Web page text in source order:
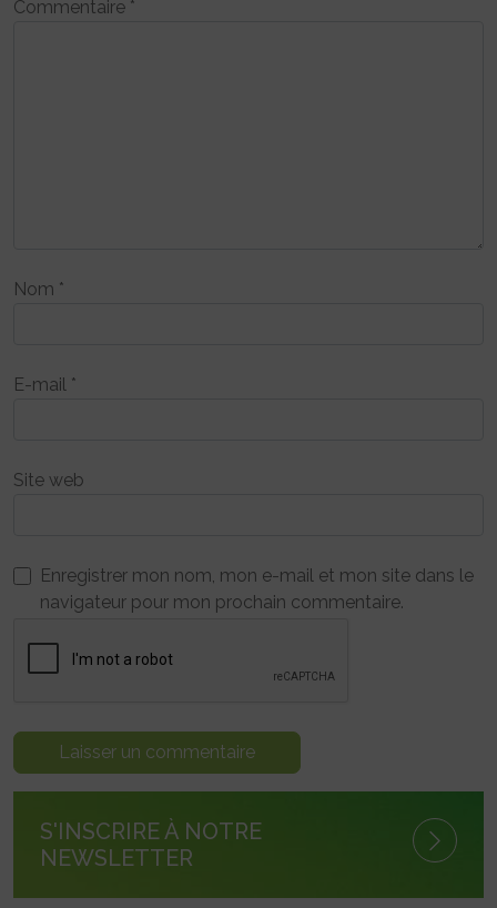
Commentaire *
Nom *
E-mail *
Site web
Enregistrer mon nom, mon e-mail et mon site dans le
navigateur pour mon prochain commentaire.
S'INSCRIRE À NOTRE
NEWSLETTER